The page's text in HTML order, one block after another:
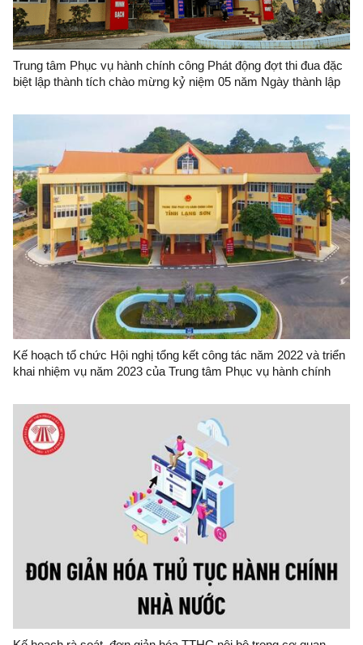
Trung tâm Phục vụ hành chính công Phát động đợt thi đua đặc
biệt lập thành tích chào mừng kỷ niệm 05 năm Ngày thành lập
- 20/11/2023).
Kế hoạch tổ chức Hội nghị tổng kết công tác năm 2022 và triển
khai nhiệm vụ năm 2023 của Trung tâm Phục vụ hành chính